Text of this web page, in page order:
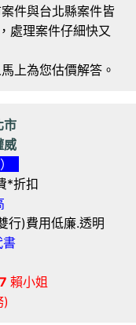
件與台北縣案件皆
處理案件仔細快又
上為您估價解答。
市
威
*折扣
行)費用低廉.透明
書
賴小姐
)